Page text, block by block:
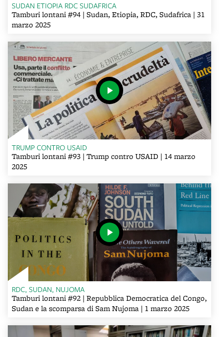
SUDAN ETIOPIA RDC SUDAFRICA
Tamburi lontani #94 | Sudan, Etiopia, RDC, Sudafrica | 31
marzo 2025
TRUMP CONTRO USAID
Tamburi lontani #93 | Trump contro USAID | 14 marzo
2025
RDC, SUDAN, NUJOMA
Tamburi lontani #92 | Repubblica Democratica del Congo,
Sudan e la scomparsa di Sam Nujoma | 1 marzo 2025